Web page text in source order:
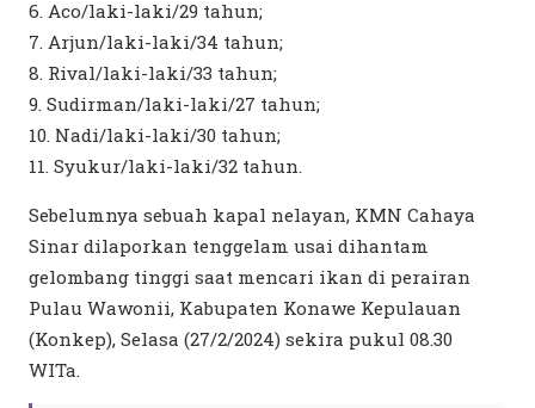
6. Aco/laki-laki/29 tahun;
7. Arjun/laki-laki/34 tahun;
8. Rival/laki-laki/33 tahun;
9. Sudirman/laki-laki/27 tahun;
10. Nadi/laki-laki/30 tahun;
11. Syukur/laki-laki/32 tahun.
Sebelumnya sebuah kapal nelayan, KMN Cahaya
Sinar dilaporkan tenggelam usai dihantam
gelombang tinggi saat mencari ikan di perairan
Pulau Wawonii, Kabupaten Konawe Kepulauan
(Konkep), Selasa (27/2/2024) sekira pukul 08.30
WITa.